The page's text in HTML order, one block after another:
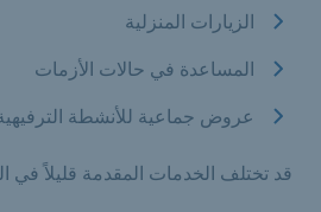
الزيارات المنزلية
المساعدة في حالات الأزمات
عروض جماعية للأنشطة
قد تختلف الخدمات المقدمة قليلاً في